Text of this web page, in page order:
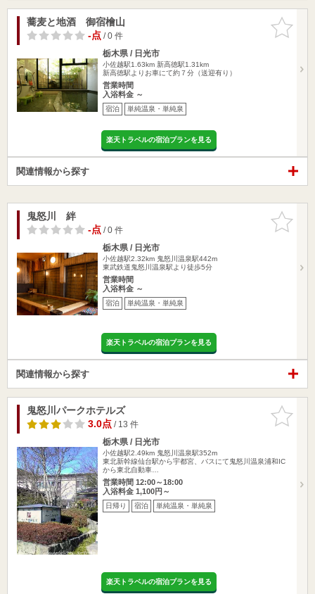
お気に入
りに追加
蕎麦と地酒 御宿檜山
-点/ 0 件
栃木県 / 日光市
小佐越駅1.63km 新高徳駅1.31km
新高徳駅よりお車にて約７分（送迎有り）
営業時間
入浴料金 ～
宿泊 単純温泉・単純泉
楽天トラベルの宿泊プランを見る
関連情報から探す
お気に入
りに追加
鬼怒川 絆
-点/ 0 件
栃木県 / 日光市
小佐越駅2.32km 鬼怒川温泉駅442m
東武鉄道鬼怒川温泉駅より徒歩5分
営業時間
入浴料金 ～
宿泊 単純温泉・単純泉
楽天トラベルの宿泊プランを見る
関連情報から探す
お気に入
りに追加
鬼怒川パークホテルズ
3.0点/ 13 件
栃木県 / 日光市
小佐越駅2.49km 鬼怒川温泉駅352m
東北新幹線仙台駅から宇都宮、バスにて鬼怒川温泉浦和IC
から東北自動車…
営業時間 12:00～18:00
入浴料金 1,100円～
日帰り 宿泊 単純温泉・単純泉
楽天トラベルの宿泊プランを見る